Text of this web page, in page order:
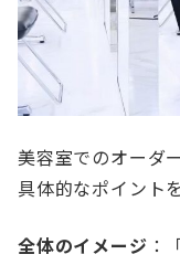
美容室でのオーダ
具体的なポイント
全体のイメージ ：